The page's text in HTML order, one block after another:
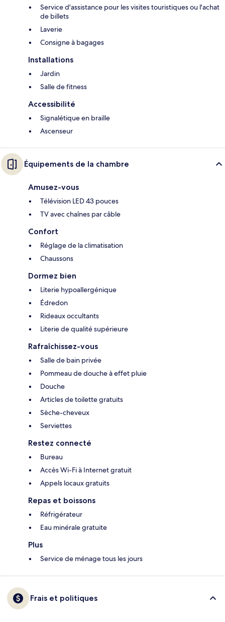
Service d'assistance pour les visites touristiques ou l'achat
de billets
Laverie
Consigne à bagages
Installations
Jardin
Salle de fitness
Accessibilité
Signalétique en braille
Ascenseur
Équipements de la chambre
Amusez-vous
Télévision LED 43 pouces
TV avec chaînes par câble
Confort
Réglage de la climatisation
Chaussons
Dormez bien
Literie hypoallergénique
Édredon
Rideaux occultants
Literie de qualité supérieure
Rafraîchissez-vous
Salle de bain privée
Pommeau de douche à effet pluie
Douche
Articles de toilette gratuits
Sèche-cheveux
Serviettes
Restez connecté
Bureau
Accès Wi-Fi à Internet gratuit
Appels locaux gratuits
Repas et boissons
Réfrigérateur
Eau minérale gratuite
Plus
Service de ménage tous les jours
Frais et politiques